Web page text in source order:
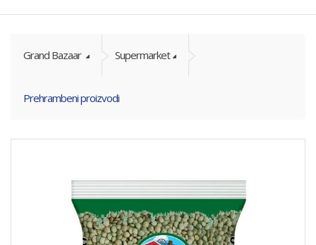
Grand Bazaar Supermarket
Prehrambeni proizvodi